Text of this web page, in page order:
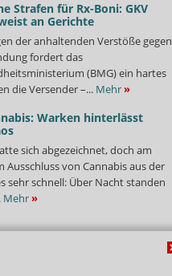
Strafen für Rx-Boni: GKV
an Gerichte
der anhaltenden Verstöße gegen
fordert das
(BMG) ein hartes
die Versender –... Mehr»
Warken hinterlässt
sich abgezeichnet, doch am
Ausschluss von Cannabis aus der
sehr schnell: Über Nacht standen
Mehr»